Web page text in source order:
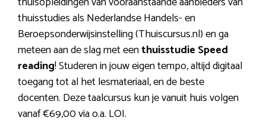
thuisstudies als Nederlandse Handels- en
Beroepsonderwijsinstelling (Thuiscursus.nl) en ga
meteen aan de slag met eenthuisstudie Speed
reading! Studeren in jouw eigen tempo, altijd digitaal
toegang tot al het lesmateriaal, en de beste
docenten. Deze taalcursus kun je vanuit huis volgen
vanaf €69,00 via o.a. LOI.